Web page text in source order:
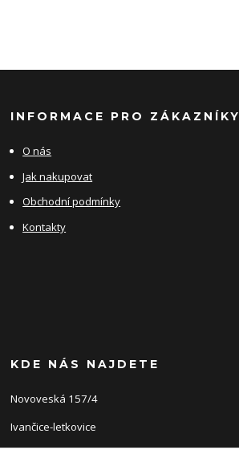
INFORMACE PRO ZÁKAZNÍKY
O nás
Jak nakupovat
Obchodní podmínky
Kontakty
KDE NÁS NAJDETE
Novoveská 157/4
Ivančice-letkovice